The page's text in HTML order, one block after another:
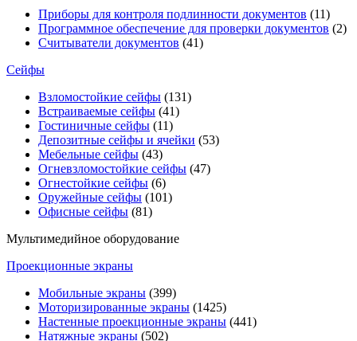
Приборы для контроля подлинности документов (11)
Программное обеспечение для проверки документов (2)
Считыватели документов (41)
Сейфы
Взломостойкие сейфы (131)
Встраиваемые сейфы (41)
Гостиничные сейфы (11)
Депозитные сейфы и ячейки (53)
Мебельные сейфы (43)
Огневзломостойкие сейфы (47)
Огнестойкие сейфы (6)
Оружейные сейфы (101)
Офисные сейфы (81)
Мультимедийное оборудование
Проекционные экраны
Мобильные экраны (399)
Моторизированные экраны (1425)
Настенные проекционные экраны (441)
Натяжные экраны (502)